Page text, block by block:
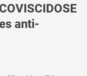
anti-